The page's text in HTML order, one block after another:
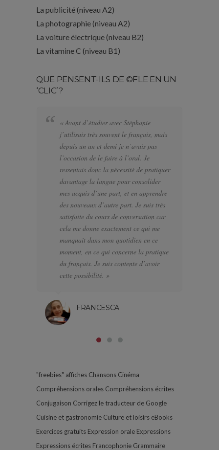
La publicité (niveau A2)
La photographie (niveau A2)
La voiture électrique (niveau B2)
La vitamine C (niveau B1)
QUE PENSENT-ILS DE ©FLE EN UN
‘CLIC’?
« Avant d’étudier avec Stéphanie
j’utilisais très souvent le français, mais
depuis un an et demi je n’avais pas
l’occasion de le faire à l’oral. Je
ressentais donc la nécessité de pratiquer
davantage la langue pour consolider
mes acquis d’une part, et en apprendre
des nouveaux d’autre part. Je suis très
satisfaite du cours de conversation car
cela me donne exactement ce qui me
manquait dans mon quotidien en ce
moment, en ce qui concerne la pratique
du français. Je suis contente d’avoir
cette possibilité. »
FRANCESCA
"freebies" affiches Chansons Cinéma
Compréhensions orales Compréhensions écrites
Conjugaison Corrigez le traducteur de Google
Cuisine et gastronomie Culture et loisirs eBooks
Exercices gratuits Expression orale Expressions
Expressions écrites Francophonie Grammaire